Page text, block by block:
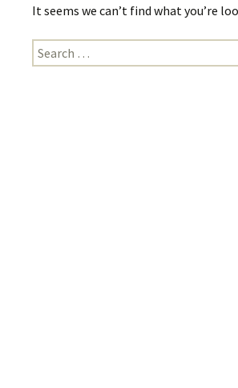
It seems we can’t find what you’re
Search
for: